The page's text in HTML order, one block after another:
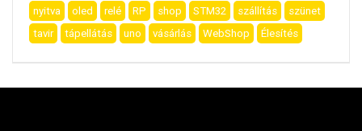
nyitva
oled relé RP shop STM32 szállítás
szünet
tavir
tápellátás uno vásárlás WebShop Élesítés